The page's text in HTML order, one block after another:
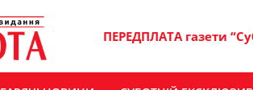
ПЕРЕДПЛАТА газети